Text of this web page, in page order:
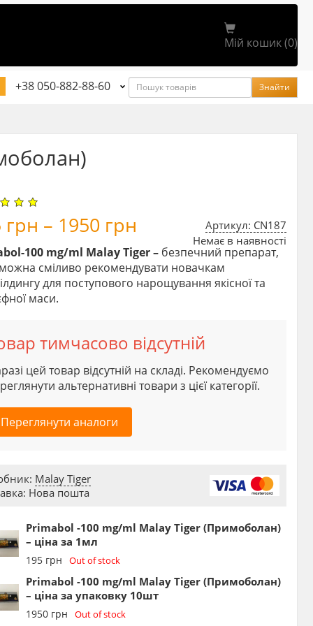
Мій кошик (0)
+38 050-882-88-60 Пошук Знайти
Артикул: CN187
Немає в наявності
грн – 1950 грн
100 mg/ml Malay Tiger – безпечний препарат,
сміливо рекомендувати новачкам
для поступового нарощування якісної та
маси.
тимчасово відсутній
цей товар відсутній на складі. Рекомендуємо
альтернативні товари з цієї категорії.
Переглянути аналоги
Malay Tiger
Нова пошта
Primabol -100 mg/ml Malay Tiger (Примоболан)
– ціна за 1мл
195 грн Out of stock
Primabol -100 mg/ml Malay Tiger (Примоболан)
– ціна за упаковку 10шт
1950 грн Out of stock